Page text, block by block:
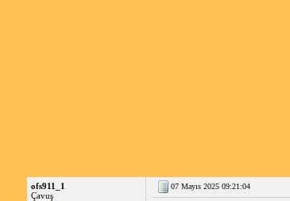
ofs911_1
Çavuş
07 Mayıs 2025 09:21:04